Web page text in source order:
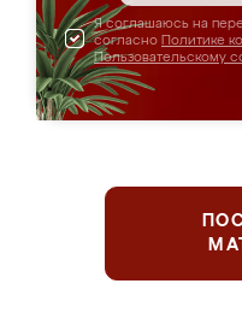
Я соглашаюсь на
согласно Политике
Пользовательскому